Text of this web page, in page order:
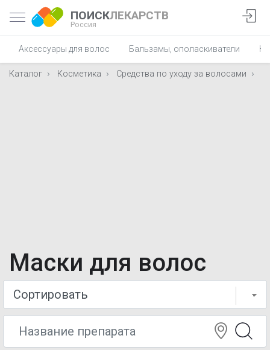
ПОИСКЛЕКАРСТВ
Россия
Аксессуары для волос Бальзамы, ополаскиватели
Каталог Косметика Средства по уходу за волосами
Маски для волос